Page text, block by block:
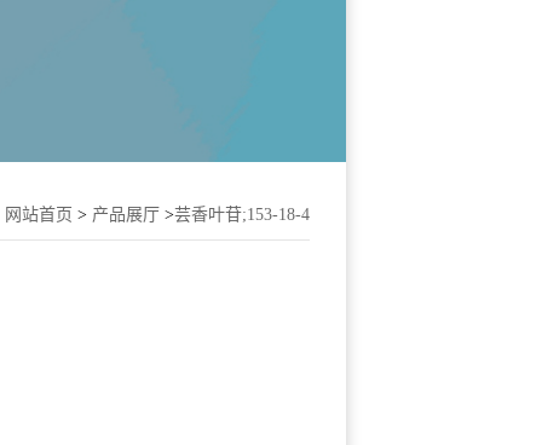
网站首页 > 产品展厅 >芸香叶苷;153-18-4